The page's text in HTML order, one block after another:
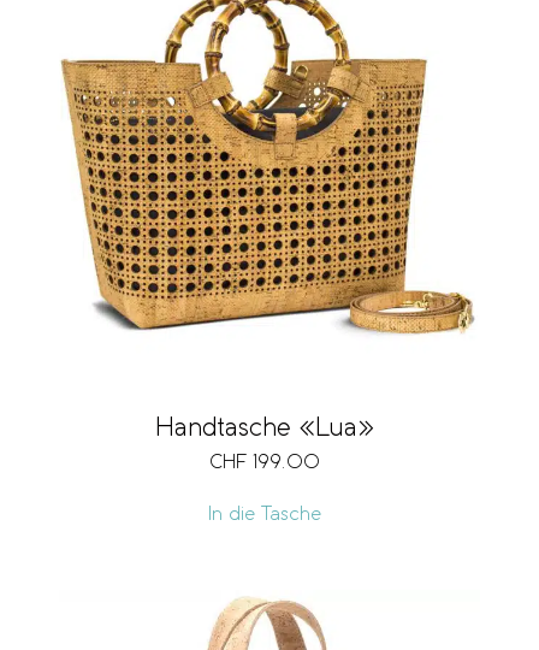
Handtasche «Lua»
CHF 199.00
In die Tasche